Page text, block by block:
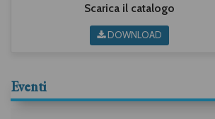
Scarica il catalogo
DOWNLOAD
Eventi